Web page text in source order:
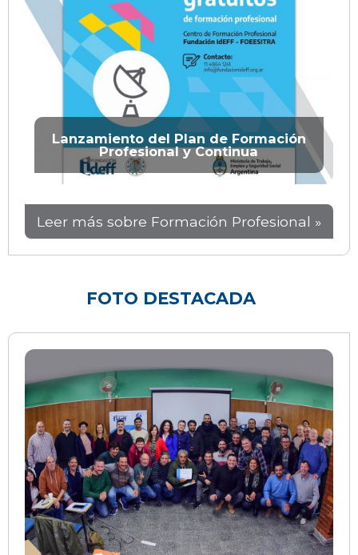
Lanzamiento del Plan de Formación
Profesional y Continua
Leer más sobre Formación Profesional »
FOTO DESTACADA